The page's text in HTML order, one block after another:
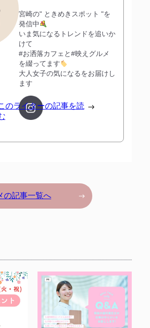
宮崎の" ときめきスポット "を
発信中
いま気になるトレンドを追いか
けて
#お洒落カフェと#映えグルメ
を綴ってます
大人女子の気になるをお届けし
ます
のライターの記事を読
の記事一覧へ